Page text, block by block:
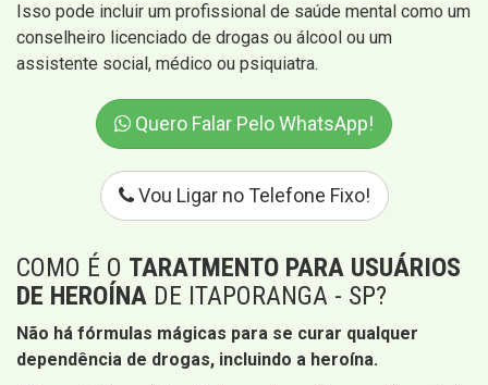
Isso pode incluir um profissional de saúde mental como um
conselheiro licenciado de drogas ou álcool ou um
assistente social, médico ou psiquiatra.
Quero Falar Pelo WhatsApp!
Vou Ligar no Telefone Fixo!
COMO É O TARATMENTO PARA USUÁRIOS
DE HEROÍNA DE ITAPORANGA - SP?
Não há fórmulas mágicas para se curar qualquer
dependência de drogas, incluindo a heroína.